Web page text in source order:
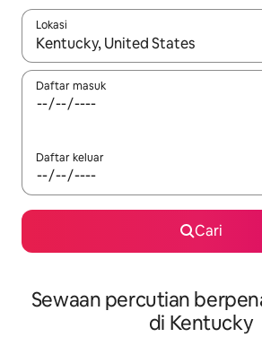
Lokasi
Apabila hasil tersedia, navigasi
Daftar masuk
Daftar keluar
Cari
Sewaan percutian
di Kentucky